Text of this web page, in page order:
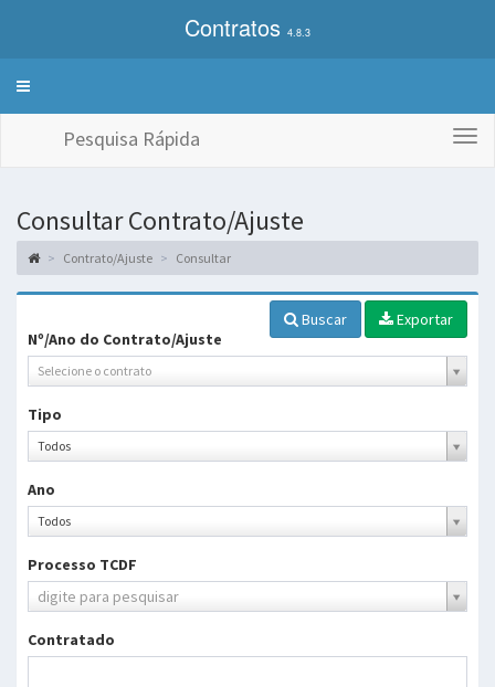
Contratos 4.8.3
Alterna
Pesquisa Rápida
Consultar Contrato/Ajuste
Contrato/Ajuste Consultar
Buscar
Exportar
Nº/Ano do Contrato/Ajuste
Selecione o contrato
Tipo
Todos
Tipo
Ano
Todos
Ano
Processo TCDF
digite para pesquisar
Processo
TCDF
Contratado